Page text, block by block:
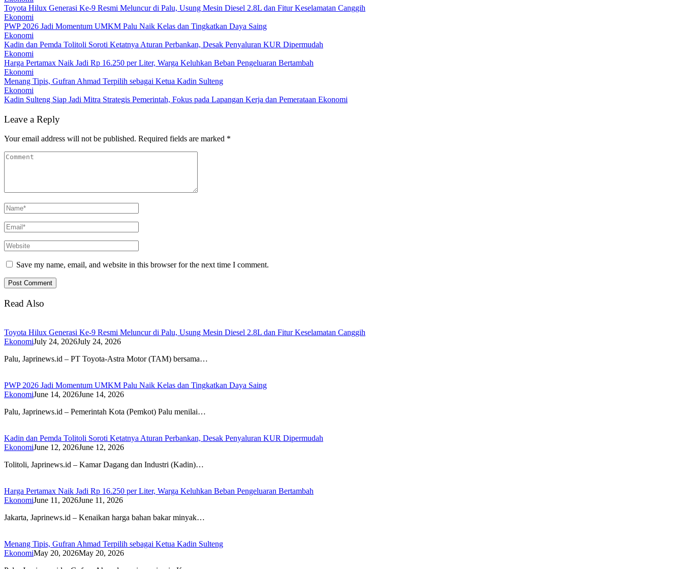
Toyota Hilux Generasi Ke-9 Resmi Meluncur di Palu, Usung Mesin Diesel 2.8L dan Fitur Keselamatan Canggih
Ekonomi
PWP 2026 Jadi Momentum UMKM Palu Naik Kelas dan Tingkatkan Daya Saing
Ekonomi
Kadin dan Pemda Tolitoli Soroti Ketatnya Aturan Perbankan, Desak Penyaluran KUR Dipermudah
Ekonomi
Harga Pertamax Naik Jadi Rp 16.250 per Liter, Warga Keluhkan Beban Pengeluaran Bertambah
Ekonomi
Menang Tipis, Gufran Ahmad Terpilih sebagai Ketua Kadin Sulteng
Ekonomi
Kadin Sulteng Siap Jadi Mitra Strategis Pemerintah, Fokus pada Lapangan Kerja dan Pemerataan Ekonomi
Leave a Reply
Your email address will not be published. Required fields are marked *
Save my name, email, and website in this browser for the next time I comment.
Read Also
Toyota Hilux Generasi Ke-9 Resmi Meluncur di Palu, Usung Mesin Diesel 2.8L dan Fitur Keselamatan Canggih
EkonomiJuly 24, 2026July 24, 2026
Palu, Japrinews.id – PT Toyota-Astra Motor (TAM) bersama…
PWP 2026 Jadi Momentum UMKM Palu Naik Kelas dan Tingkatkan Daya Saing
EkonomiJune 14, 2026June 14, 2026
Palu, Japrinews.id – Pemerintah Kota (Pemkot) Palu menilai…
Kadin dan Pemda Tolitoli Soroti Ketatnya Aturan Perbankan, Desak Penyaluran KUR Dipermudah
EkonomiJune 12, 2026June 12, 2026
Tolitoli, Japrinews.id – Kamar Dagang dan Industri (Kadin)…
Harga Pertamax Naik Jadi Rp 16.250 per Liter, Warga Keluhkan Beban Pengeluaran Bertambah
EkonomiJune 11, 2026June 11, 2026
Jakarta, Japrinews.id – Kenaikan harga bahan bakar minyak…
Menang Tipis, Gufran Ahmad Terpilih sebagai Ketua Kadin Sulteng
EkonomiMay 20, 2026May 20, 2026